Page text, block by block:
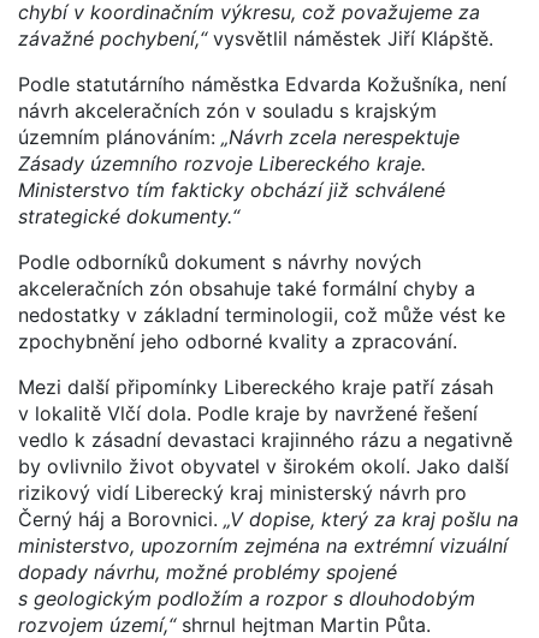
chybí v koordinačním výkresu, což považujeme za
závažné pochybení,“vysvětlil náměstek Jiří Klápště.
Podle statutárního náměstka Edvarda Kožušníka, není
návrh akceleračních zón v souladu s krajským
územním plánováním: „Návrh zcela nerespektuje
Zásady územního rozvoje Libereckého kraje.
Ministerstvo tím fakticky obchází již schválené
strategické dokumenty.“
Podle odborníků dokument s návrhy nových
akceleračních zón obsahuje také formální chyby a
nedostatky v základní terminologii, což může vést ke
zpochybnění jeho odborné kvality a zpracování.
Mezi další připomínky Libereckého kraje patří zásah
v lokalitě Vlčí dola. Podle kraje by navržené řešení
vedlo k zásadní devastaci krajinného rázu a negativně
by ovlivnilo život obyvatel v širokém okolí. Jako další
rizikový vidí Liberecký kraj ministerský návrh pro
Černý háj a Borovnici. „V dopise, který za kraj pošlu na
ministerstvo, upozorním zejména na extrémní vizuální
dopady návrhu, možné problémy spojené
s geologickým podložím a rozpor s dlouhodobým
rozvojem území,“shrnul hejtman Martin Půta.